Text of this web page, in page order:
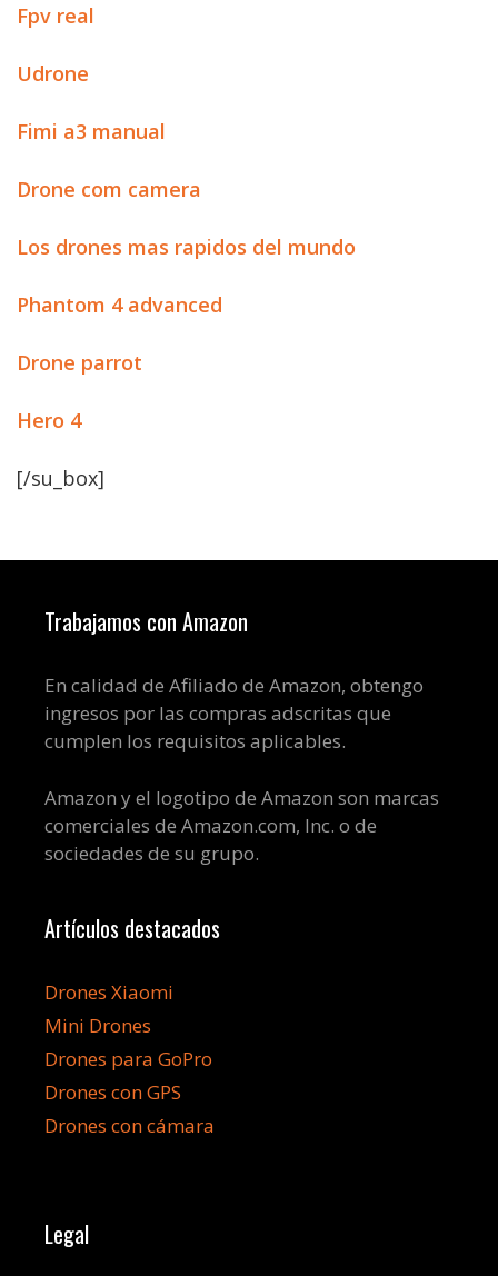
Fpv real
Udrone
Fimi a3 manual
Drone com camera
Los drones mas rapidos del mundo
Phantom 4 advanced
Drone parrot
Hero 4
[/su_box]
Trabajamos con Amazon
En calidad de Afiliado de Amazon, obtengo
ingresos por las compras adscritas que
cumplen los requisitos aplicables.
Amazon y el logotipo de Amazon son marcas
comerciales de Amazon.com, Inc. o de
sociedades de su grupo.
Artículos destacados
Drones Xiaomi
Mini Drones
Drones para GoPro
Drones con GPS
Drones con cámara
Legal